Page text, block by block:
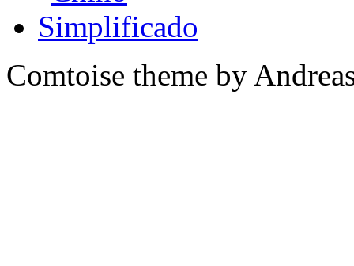
Comtoise theme by